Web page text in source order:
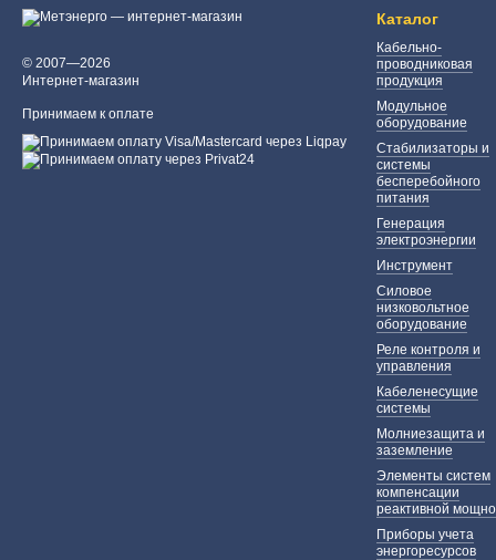
© 2007—2026
Интернет-магазин
Принимаем к оплате
Каталог
Кабельно-
проводниковая
продукция
Модульное
оборудование
Стабилизаторы и
системы
бесперебойного
питания
Генерация
электроэнергии
Инструмент
Силовое
низковольтное
оборудование
Реле контроля и
управления
Кабеленесущие
системы
Молниезащита и
заземление
Элементы систем
компенсации
реактивной
Приборы учета
энергоресурсов